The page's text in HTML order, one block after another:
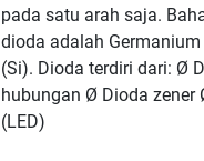
pada satu arah saja.
dioda adalah
(Si). Dioda terdiri dari: Ø
hubungan Ø Dioda zener
(LED)